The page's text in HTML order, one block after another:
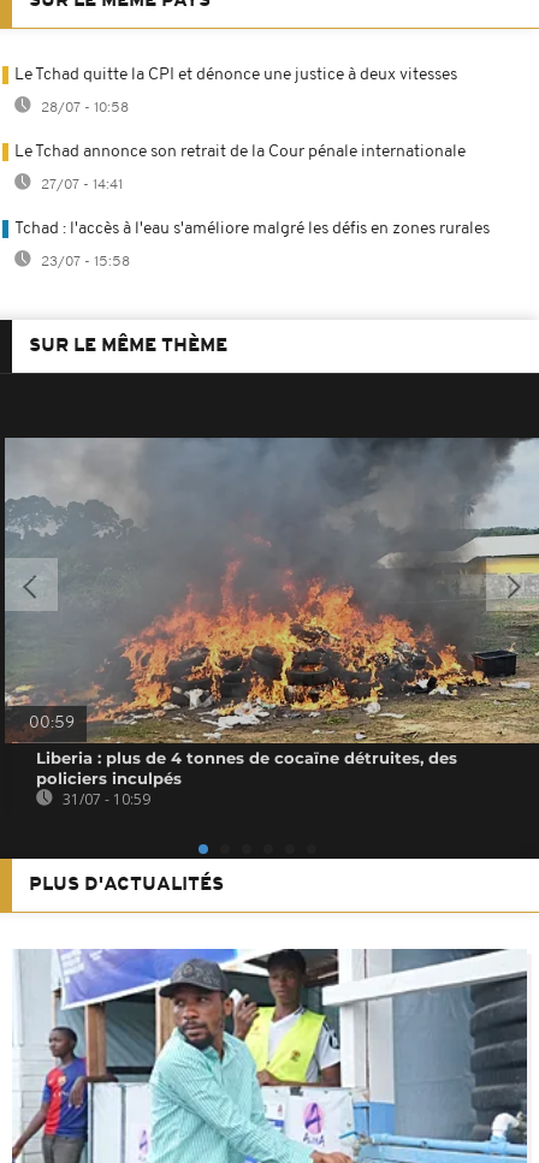
Le Tchad quitte la CPI et dénonce une justice à deux vitesses
28/07 - 10:58
Le Tchad annonce son retrait de la Cour pénale internationale
27/07 - 14:41
Tchad : l'accès à l'eau s'améliore malgré les défis en zones rurales
23/07 - 15:58
SUR LE MÊME THÈME
00:59
Liberia : plus de 4 tonnes de cocaïne détruites, des
policiers inculpés
31/07 - 10:59
PLUS D'ACTUALITÉS